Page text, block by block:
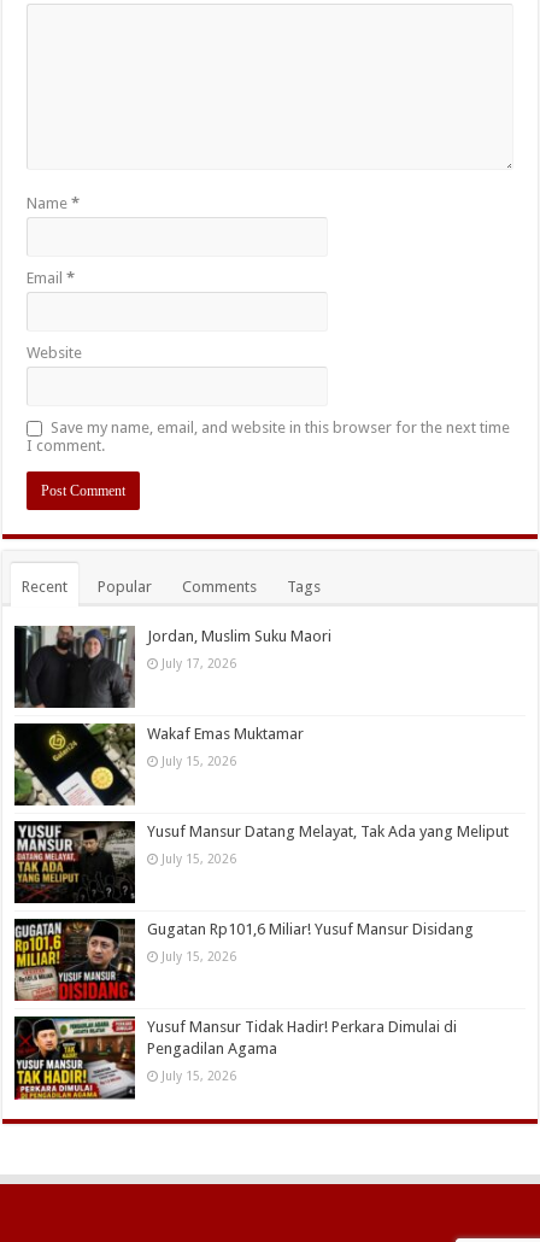
Name*
Email*
Website
Save my name, email, and website in this browser for the next time
I comment.
Recent Popular Comments Tags
Jordan, Muslim Suku Maori
July 17, 2026
Wakaf Emas Muktamar
July 15, 2026
Yusuf Mansur Datang Melayat, Tak Ada yang Meliput
July 15, 2026
Gugatan Rp101,6 Miliar! Yusuf Mansur Disidang
July 15, 2026
Yusuf Mansur Tidak Hadir! Perkara Dimulai di
Pengadilan Agama
July 15, 2026